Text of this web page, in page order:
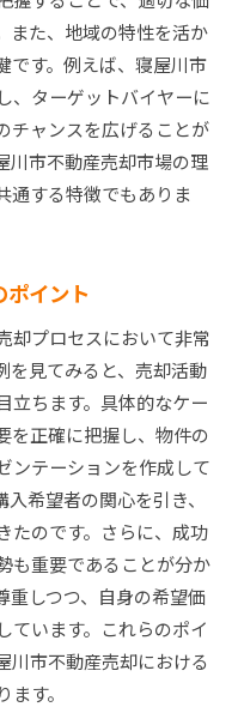
また、地域の特性を活か
です。例えば、寝屋川市
、ターゲットバイヤーに
チャンスを広げることが
川市不動産売却市場の理
通する特徴でもありま
ポイント
却プロセスにおいて非常
を見てみると、売却活動
立ちます。具体的なケー
を正確に把握し、物件の
ンテーションを作成して
希望者の関心を引き、
たのです。さらに、成功
も重要であることが分か
重しつつ、自身の希望価
ています。これらのポイ
川市不動産売却における
す。